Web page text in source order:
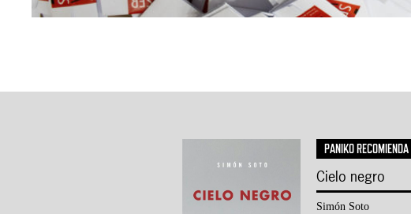
PANIKO RECOMIENDA
Cielo negro
Simón Soto